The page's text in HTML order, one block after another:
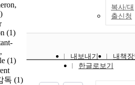
(1)
(1)
독 (1)
복사/대
출신청
내보내기
내책
한글로보기